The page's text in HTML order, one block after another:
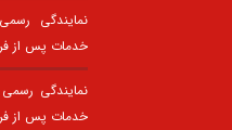
نمایندگی
خدمات پس از
نمایندگی
خدمات پس از